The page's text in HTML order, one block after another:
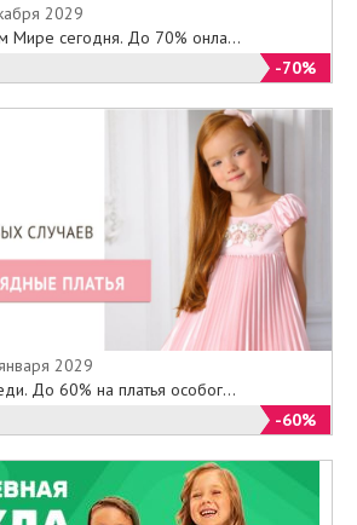
2029
Мире сегодня. До 70% онла...
-70%
2029
До 60% на платья особог...
-60%